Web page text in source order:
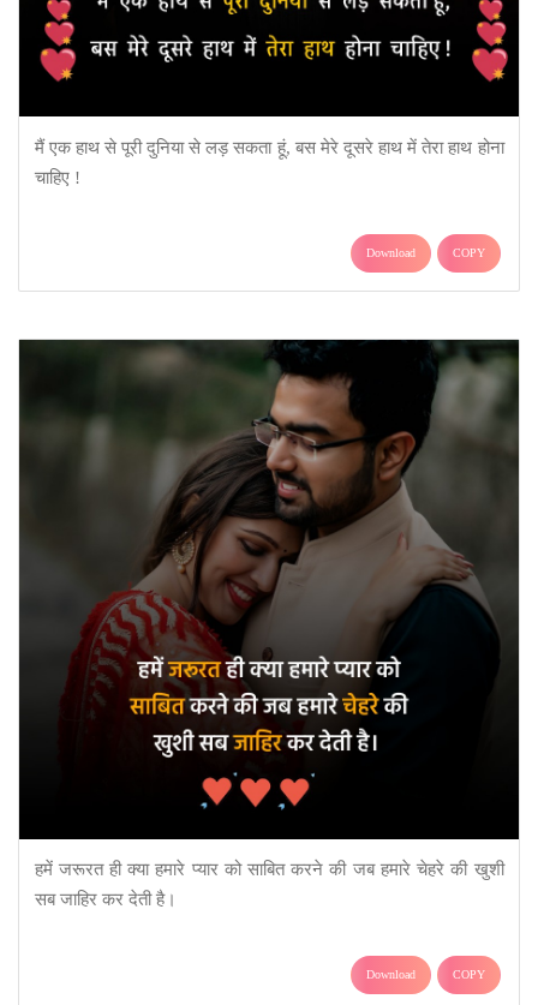
मैं एक हाथ से पूरी दुनिया से लड़ सकता हूं, बस मेरे दूसरे हाथ में तेरा हाथ होना
चाहिए !
Download COPY
हमें जरूरत ही क्या हमारे प्यार को साबित करने की जब हमारे चेहरे की खुशी
सब जाहिर कर देती है।
Download COPY